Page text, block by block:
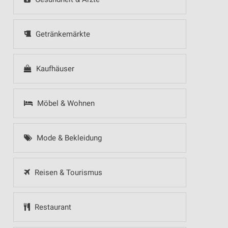
Getränkemärkte
Kaufhäuser
Möbel & Wohnen
Mode & Bekleidung
Reisen & Tourismus
Restaurant